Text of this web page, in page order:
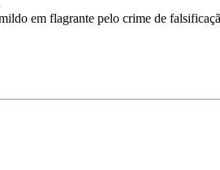
em flagrante pelo crime de